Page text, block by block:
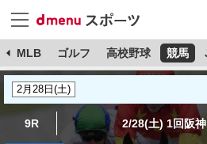
MLB ゴルフ 高校野球 競馬
9R 2/28(土) 1回阪神